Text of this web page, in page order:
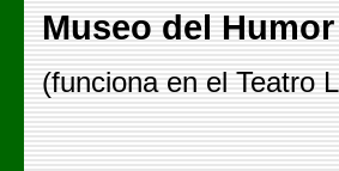
Museo del
(funciona en el Teatro